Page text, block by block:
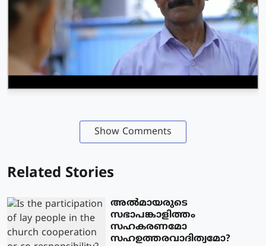
Show Comments
Related Stories
അൽമായരുടെ
സഭാപങ്കാളിത്തം
സഹകരണമോ
സഹഉത്തരവാദിത്വമോ?